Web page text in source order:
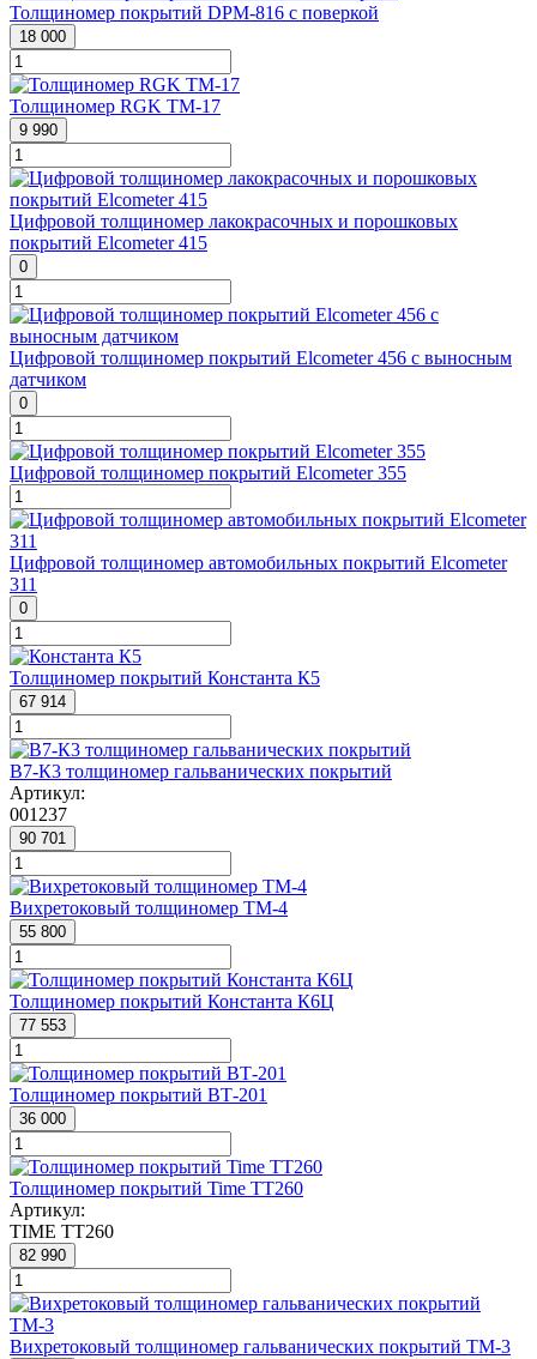
Толщиномер покрытий DPM-816 с поверкой
18 000
Толщиномер RGK TM-17
9 990
Цифровой толщиномер лакокрасочных и порошковых
покрытий Elcometer 415
0
Цифровой толщиномер покрытий Elcometer 456 с выносным
датчиком
0
Цифровой толщиномер покрытий Elcometer 355
Цифровой толщиномер автомобильных покрытий Elcometer
311
0
Толщиномер покрытий Константа К5
67 914
В7-К3 толщиномер гальванических покрытий
Артикул:
001237
90 701
Вихретоковый толщиномер ТМ-4
55 800
Толщиномер покрытий Константа К6Ц
77 553
Толщиномер покрытий ВТ-201
36 000
Толщиномер покрытий Time TT260
Артикул:
TIME TT260
82 990
Вихретоковый толщиномер гальванических покрытий ТМ-3